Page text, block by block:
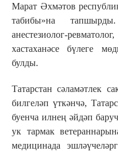
Марат Әхмәтов
табибы»на
анестезиолог-
хастаханәсе бүлеге
булды.
Татарстан сәламәтлек
билгеләп үткәнчә,
буенча илнең әйдәп
ук тармак
медицинада